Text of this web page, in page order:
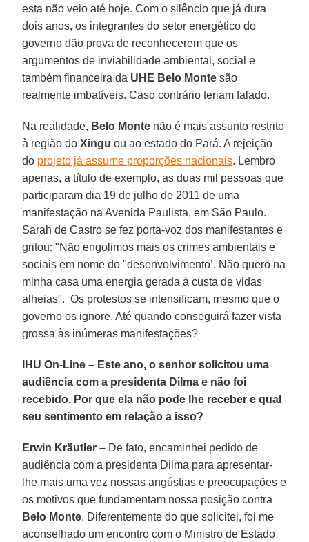
esta não veio até hoje. Com o silêncio que já dura
dois anos, os integrantes do setor energético do
governo dão prova de reconhecerem que os
argumentos de inviabilidade ambiental, social e
também financeira da UHE Belo Monte são
realmente imbatíveis. Caso contrário teriam falado.
Na realidade, Belo Monte não é mais assunto restrito
à região doXingu ou ao estado do Pará. A rejeição
do projeto já assume proporções nacionais. Lembro
apenas, a título de exemplo, as duas mil pessoas que
participaram dia 19 de julho de 2011 de uma
manifestação na Avenida Paulista, em São Paulo.
Sarah de Castro se fez porta-voz dos manifestantes e
gritou: "Não engolimos mais os crimes ambientais e
sociais em nome do "desenvolvimento’. Não quero na
minha casa uma energia gerada à custa de vidas
alheias". Os protestos se intensificam, mesmo que o
governo os ignore. Até quando conseguirá fazer vista
grossa às inúmeras manifestações?
IHU On-Line – Este ano, o senhor solicitou uma
audiência com a presidenta Dilma e não foi
recebido. Por que ela não pode lhe receber e qual
seu sentimento em relação a isso?
Erwin Kräutler – De fato, encaminhei pedido de
audiência com a presidenta Dilma para apresentar-
lhe mais uma vez nossas angústias e preocupações e
os motivos que fundamentam nossa posição contra
Belo Monte. Diferentemente do que solicitei, foi me
aconselhado um encontro com o Ministro de Estado